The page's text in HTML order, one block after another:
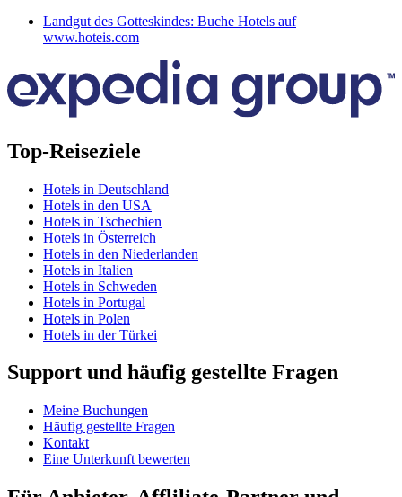
Landgut des Gotteskindes: Buche Hotels auf
www.hoteis.com
Top-Reiseziele
Hotels in Deutschland
Hotels in den USA
Hotels in Tschechien
Hotels in Österreich
Hotels in den Niederlanden
Hotels in Italien
Hotels in Schweden
Hotels in Portugal
Hotels in Polen
Hotels in der Türkei
Support und häufig gestellte Fragen
Meine Buchungen
Häufig gestellte Fragen
Kontakt
Eine Unterkunft bewerten